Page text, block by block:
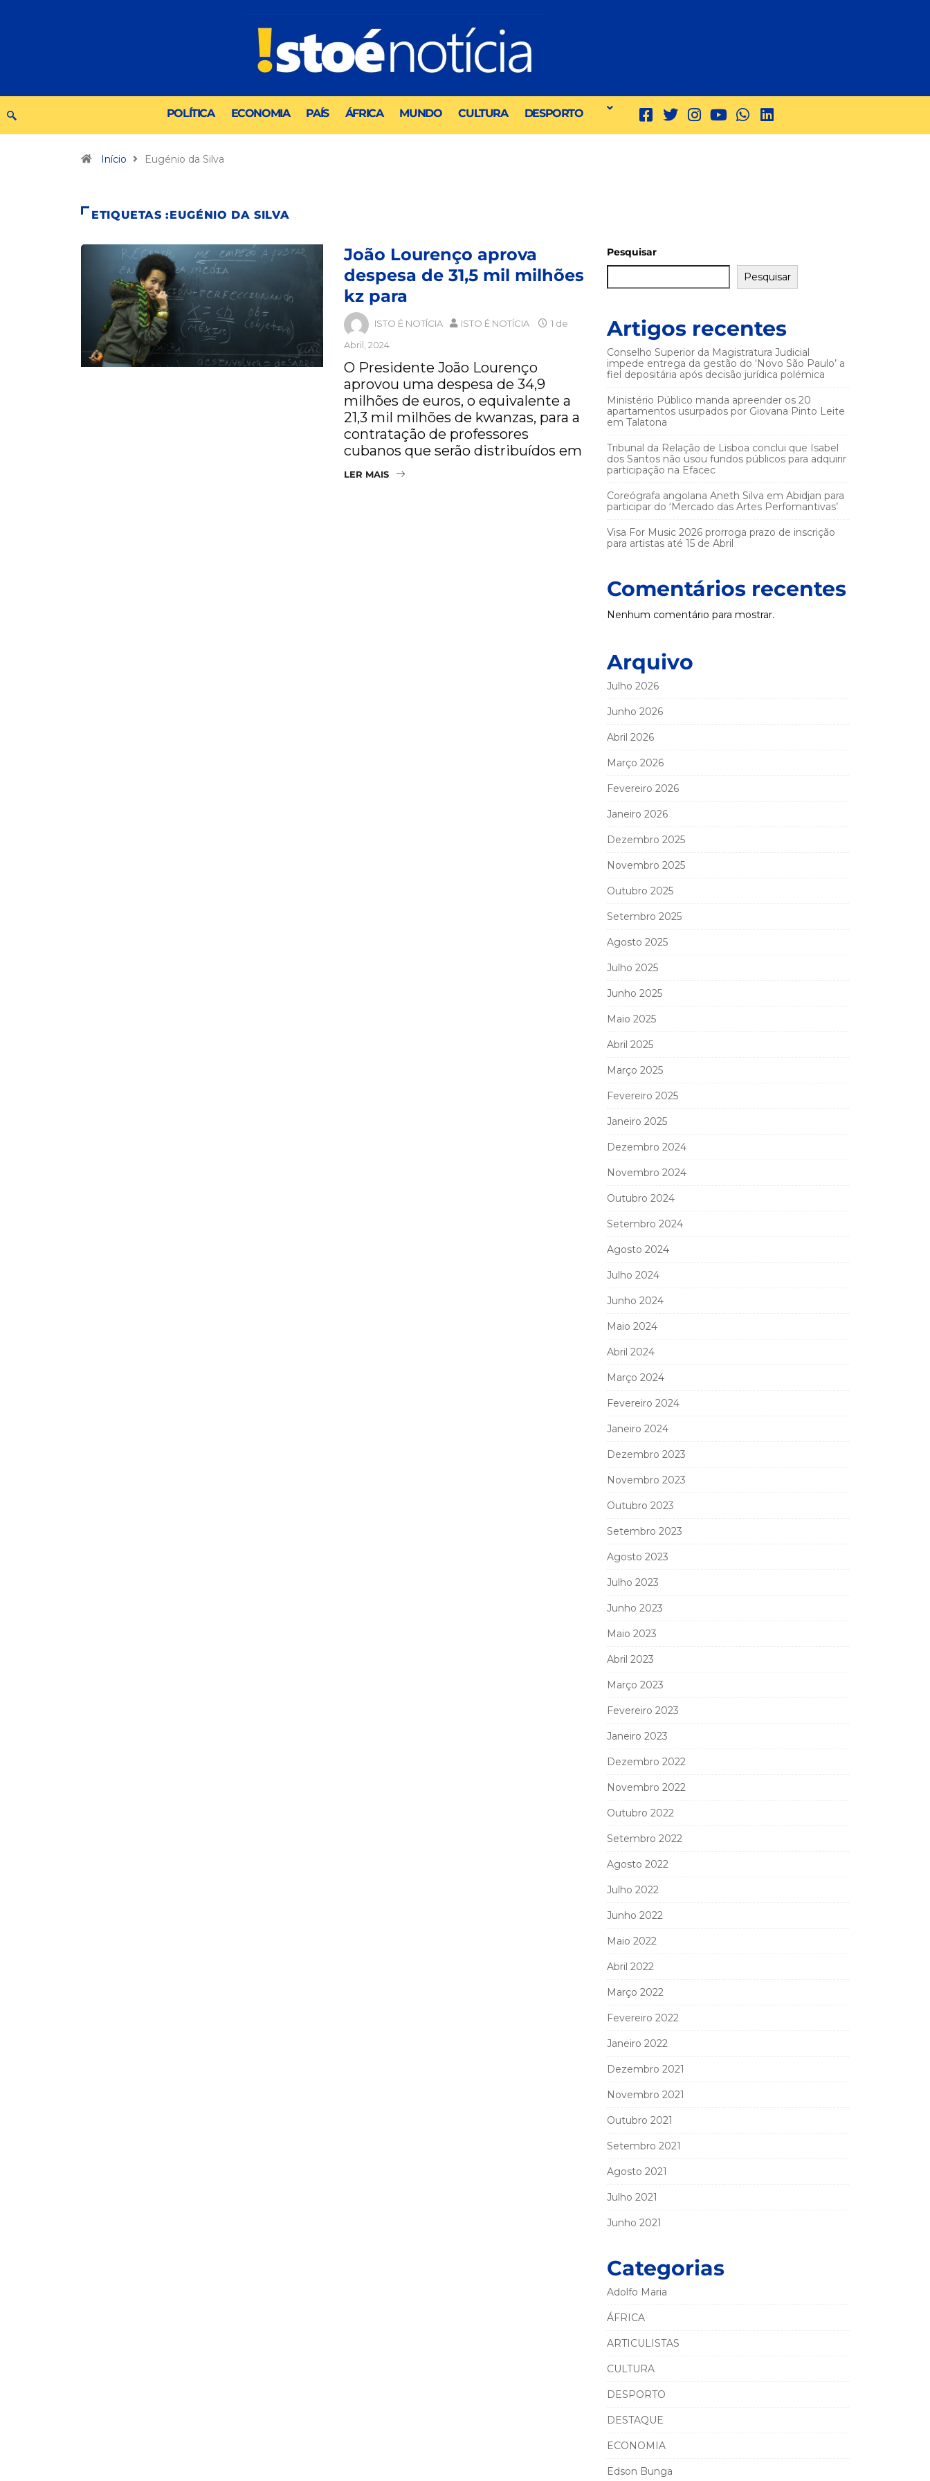
POLÍTICA ECONOMIA PAÍS ÁFRICA MUNDO CULTURA DESPORTO
Início Eugénio da Silva
ETIQUETAS :EUGÉNIO DA SILVA
João Lourenço aprova
despesa de 31,5 mil milhões
kz para
ISTO É NOTÍCIA ISTO É NOTÍCIA
1 de
Abril, 2024
O Presidente João Lourenço
aprovou uma despesa de 34,9
milhões de euros, o equivalente a
21,3 mil milhões de kwanzas, para a
contratação de professores
cubanos que serão distribuídos em
LER MAIS
Pesquisar
Pesquisar
Artigos recentes
Conselho Superior da Magistratura Judicial
impede entrega da gestão do ‘Novo São Paulo’ a
fiel depositária após decisão jurídica polémica
Ministério Público manda apreender os 20
apartamentos usurpados por Giovana Pinto Leite
em Talatona
Tribunal da Relação de Lisboa conclui que Isabel
dos Santos não usou fundos públicos para adquirir
participação na Efacec
Coreógrafa angolana Aneth Silva em Abidjan para
participar do ‘Mercado das Artes Perfomantivas’
Visa For Music 2026 prorroga prazo de inscrição
para artistas até 15 de Abril
Comentários recentes
Nenhum comentário para mostrar.
Arquivo
Julho 2026
Junho 2026
Abril 2026
Março 2026
Fevereiro 2026
Janeiro 2026
Dezembro 2025
Novembro 2025
Outubro 2025
Setembro 2025
Agosto 2025
Julho 2025
Junho 2025
Maio 2025
Abril 2025
Março 2025
Fevereiro 2025
Janeiro 2025
Dezembro 2024
Novembro 2024
Outubro 2024
Setembro 2024
Agosto 2024
Julho 2024
Junho 2024
Maio 2024
Abril 2024
Março 2024
Fevereiro 2024
Janeiro 2024
Dezembro 2023
Novembro 2023
Outubro 2023
Setembro 2023
Agosto 2023
Julho 2023
Junho 2023
Maio 2023
Abril 2023
Março 2023
Fevereiro 2023
Janeiro 2023
Dezembro 2022
Novembro 2022
Outubro 2022
Setembro 2022
Agosto 2022
Julho 2022
Junho 2022
Maio 2022
Abril 2022
Março 2022
Fevereiro 2022
Janeiro 2022
Dezembro 2021
Novembro 2021
Outubro 2021
Setembro 2021
Agosto 2021
Julho 2021
Junho 2021
Categorias
Adolfo Maria
ÁFRICA
ARTICULISTAS
CULTURA
DESPORTO
DESTAQUE
ECONOMIA
Edson Bunga